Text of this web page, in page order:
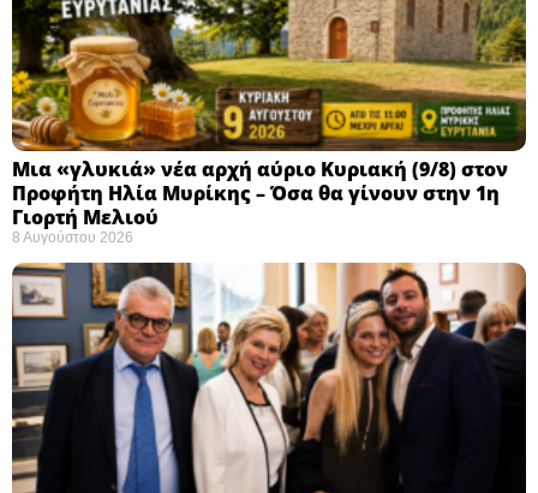
Μια «γλυκιά» νέα αρχή αύριο Κυριακή (9/8) στον
Προφήτη Ηλία Μυρίκης – Όσα θα γίνουν στην 1η
Γιορτή Μελιού
8 Αυγούστου 2026